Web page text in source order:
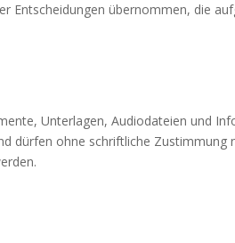
Entscheidungen übernommen, die
Unterlagen, Audiodateien und
dürfen ohne schriftliche Zustimmung